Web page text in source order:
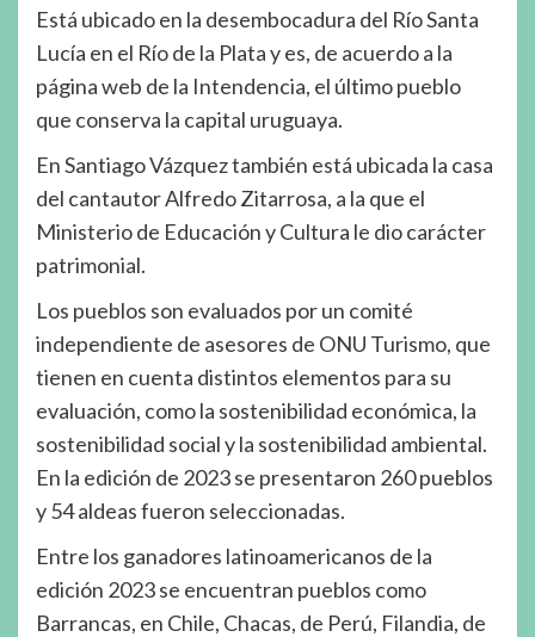
Está ubicado en la desembocadura del Río Santa
Lucía en el Río de la Plata y es, de acuerdo a la
página web de la Intendencia, el último pueblo
que conserva la capital uruguaya.
En Santiago Vázquez también está ubicada la casa
del cantautor Alfredo Zitarrosa, a la que el
Ministerio de Educación y Cultura le dio carácter
patrimonial.
Los pueblos son evaluados por un comité
independiente de asesores de ONU Turismo, que
tienen en cuenta distintos elementos para su
evaluación, como la sostenibilidad económica, la
sostenibilidad social y la sostenibilidad ambiental.
En la edición de 2023 se presentaron 260 pueblos
y 54 aldeas fueron seleccionadas.
Entre los ganadores latinoamericanos de la
edición 2023 se encuentran pueblos como
Barrancas, en Chile, Chacas, de Perú, Filandia, de